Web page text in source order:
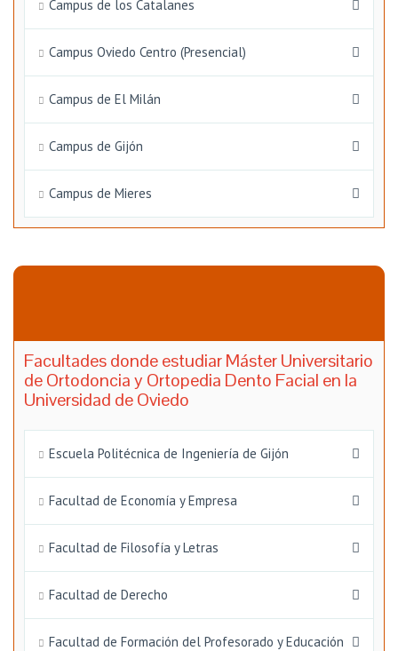
Campus de los Catalanes
Campus Oviedo Centro (Presencial)
Campus de El Milán
Campus de Gijón
Campus de Mieres
Facultades donde estudiar Máster Universitario
de Ortodoncia y Ortopedia Dento Facial en la
Universidad de Oviedo
Escuela Politécnica de Ingeniería de Gijón
Facultad de Economía y Empresa
Facultad de Filosofía y Letras
Facultad de Derecho
Facultad de Formación del Profesorado y Educación